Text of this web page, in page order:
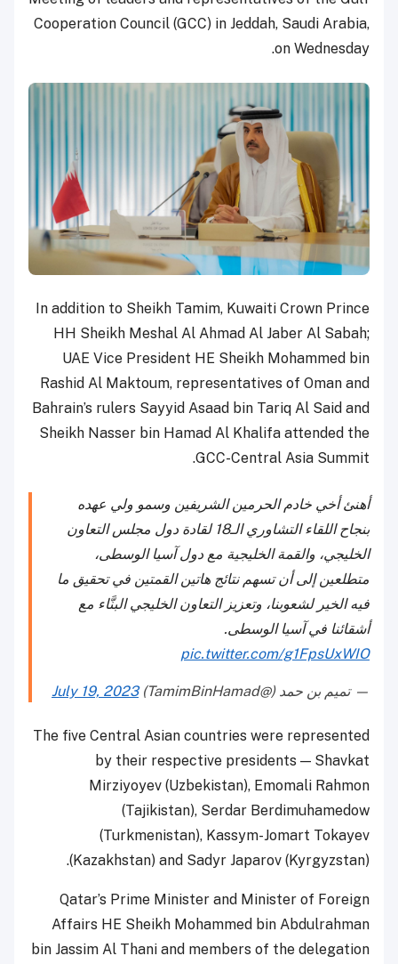
Cooperation Council (GCC) in Jeddah, Saudi Arabia,
on Wednesday.
In addition to Sheikh Tamim, Kuwaiti Crown Prince
HH Sheikh Meshal Al Ahmad Al Jaber Al Sabah;
UAE Vice President HE Sheikh Mohammed bin
Rashid Al Maktoum, representatives of Oman and
Bahrain’s rulers Sayyid Asaad bin Tariq Al Said and
Sheikh Nasser bin Hamad Al Khalifa attended the
GCC-Central Asia Summit.
أهنئ أخي خادم الحرمين الشريفين وسمو ولي عهده
بنجاح اللقاء التشاوري الـ18 لقادة دول مجلس التعاون
الخليجي، والقمة الخليجية مع دول آسيا الوسطى،
متطلعين إلى أن تسهم نتائج هاتين القمتين في تحقيق ما
فيه الخير لشعوبنا، وتعزيز التعاون الخليجي البنَّاء مع
أشقائنا في آسيا الوسطى.
pic.twitter.com/g1FpsUxWIO
— تميم بن حمد (@TamimBinHamad) July 19, 2023
The five Central Asian countries were represented
by their respective presidents — Shavkat
Mirziyoyev (Uzbekistan), Emomali Rahmon
(Tajikistan), Serdar Berdimuhamedow
(Turkmenistan), Kassym-Jomart Tokayev
(Kazakhstan) and Sadyr Japarov (Kyrgyzstan).
Qatar’s Prime Minister and Minister of Foreign
Affairs HE Sheikh Mohammed bin Abdulrahman
bin Jassim Al Thani and members of the delegation